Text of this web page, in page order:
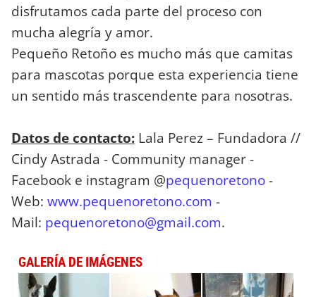
disfrutamos cada parte del proceso con
mucha alegría y amor.
Pequeño Retoño es mucho más que camitas
para mascotas porque esta experiencia tiene
un sentido más trascendente para nosotras.
Datos de contacto: Lala Perez – Fundadora //
Cindy Astrada - Community manager -
Facebook e instagram @pequenoretono-
Web: www.pequenoretono.com -
Mail: pequenoretono@gmail.com.
GALERÍA DE IMÁGENES